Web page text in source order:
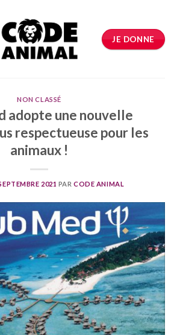
JE DONNE
NON CLASSÉ
adopte une nouvelle
respectueuse pour les
animaux !
2021 PARCODE ANIMAL